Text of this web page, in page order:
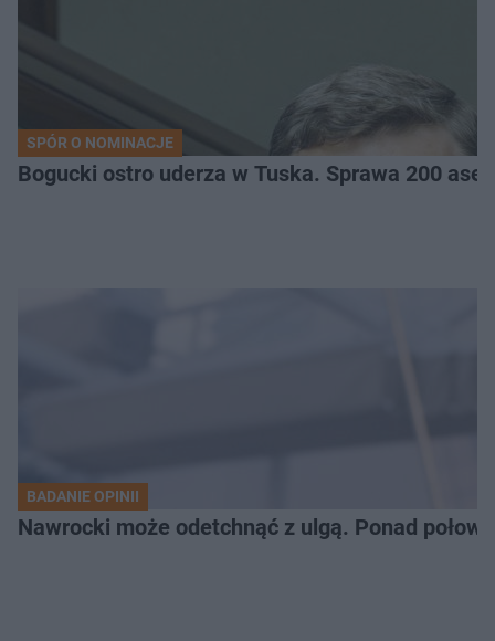
SPÓR O NOMINACJE
Bogucki ostro uderza w Tuska. Sprawa 200
BADANIE OPINII
Nawrocki może odetchnąć z ulgą. Ponad